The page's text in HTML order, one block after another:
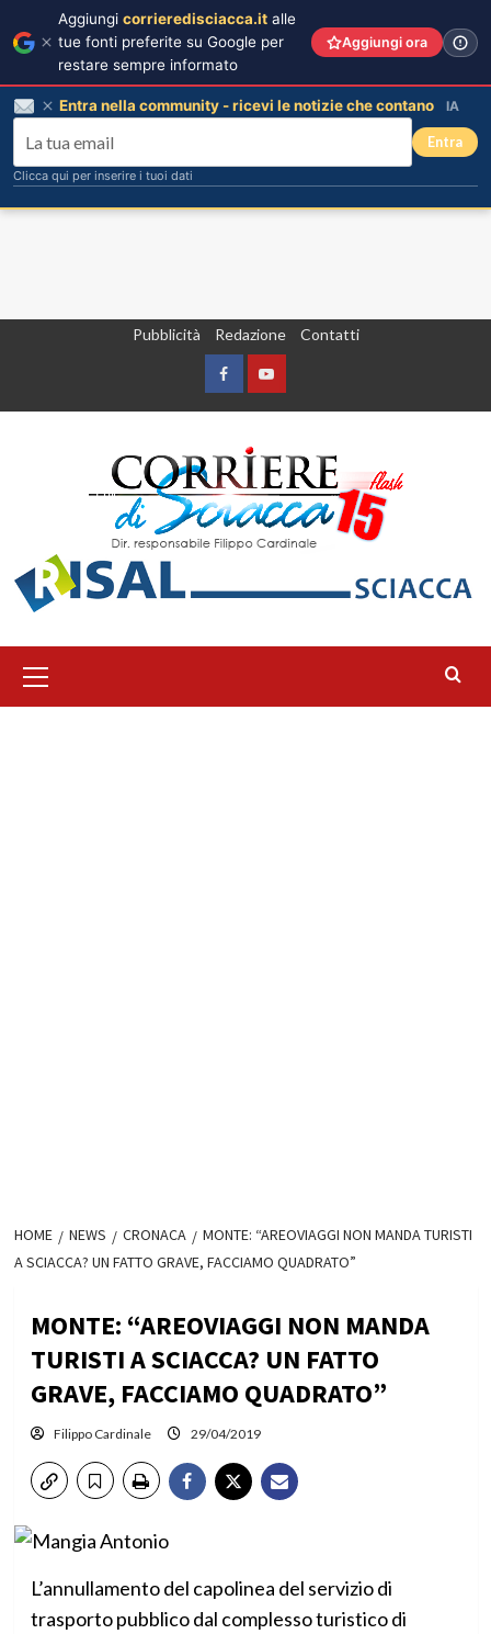
Pubblicità Redazione Contatti
FacebookYountube
principale
HOME NEWS CRONACA
MONTE: “AREOVIAGGI NON MANDA TURISTI
A SCIACCA? UN FATTO GRAVE, FACCIAMO QUADRATO”
MONTE: “AREOVIAGGI NON MANDA
TURISTI A SCIACCA? UN FATTO
GRAVE, FACCIAMO QUADRATO”
Filippo Cardinale 29/04/2019
L’annullamento del capolinea del servizio di
trasporto pubblico dal complesso turistico di
Aggiungi corrieredisciacca.it alle
tue fonti preferite su Google per
restare sempre informato
Aggiungi ora
Entra nella community - ricevi le notizie che contano IA
Entra
Clicca qui per inserire i tuoi dati